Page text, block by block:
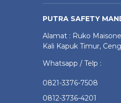
PUTRA SAFETY
Alamat : Ruko
Kali Kapuk Timur,
Whatsapp / Telp :
0821-3376-7508
0812-3736-4201